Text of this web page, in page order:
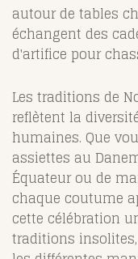
autour de tables
échangent des
d'artifice pour
Les traditions de
reflètent la
humaines. Que
assiettes au
Équateur ou de
chaque coutume
cette célébration
traditions